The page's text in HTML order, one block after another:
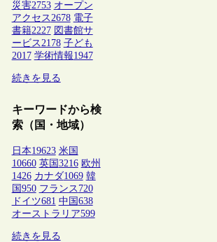
災害2753 オープン
アクセス2678 電子
書籍2227 図書館サ
ービス2178 子ども
2017 学術情報1947
続きを見る
キーワードから検
索（国・地域）
日本19623 米国
10660 英国3216 欧州
1426 カナダ1069 韓
国950 フランス 720
ドイツ681 中国638
オーストラリア599
続きを見る